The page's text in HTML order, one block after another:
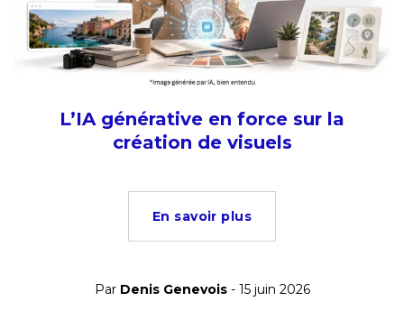
L’IA générative en force sur la
création de visuels
En savoir plus
Par Denis Genevois- 15 juin 2026